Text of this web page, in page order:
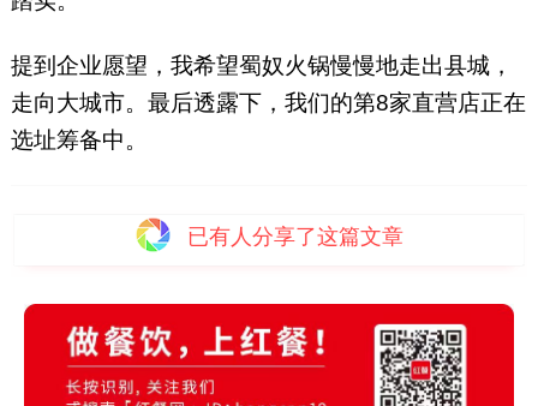
提到企业愿望，我希望蜀奴火锅慢慢地走出县城，
走向大城市。最后透露下，我们的第8家直营店正在
选址筹备中。
已有人分享了这篇文章